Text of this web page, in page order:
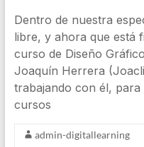
Dentro de nuestra
libre, y ahora que está
curso de Diseño
Joaquín Herrera
trabajando con él,
cursos
admin-digitallearning